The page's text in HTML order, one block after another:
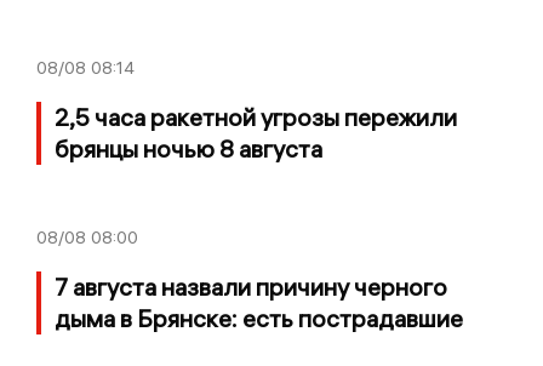
08/08 08:14
2,5 часа ракетной угрозы пережили
брянцы ночью 8 августа
08/08 08:00
7 августа назвали причину черного
дыма в Брянске: есть пострадавшие